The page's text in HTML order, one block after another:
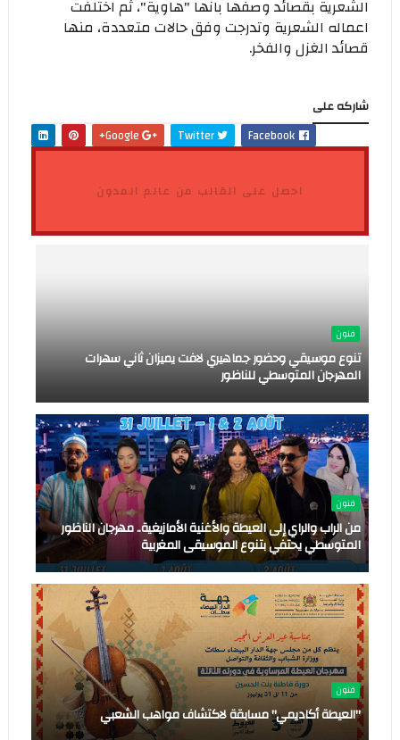
الشعرية بقصائد وصفها بانها "هاوية"، ثم اختلفت
اعماله الشعرية وتدرجت وفق حالات متعددة، منها
قصائد الغزل والفخر.
شاركه على
Facebook
Twitter
احصل على القالب من عالم المدون
فنون
تنوع موسيقي وحضور جماهيري لافت يميزان ثاني سهرات
المهرجان المتوسطي للناظور
فنون
من الراب والراي إلى العيطة والأغنية الأمازيغية.. مهرجان الناظور
المتوسطي يحتفي بتنوع الموسيقى المغربية
فنون
"العيطة أكاديمي" مسابقة لاكتشاف مواهب الشعبي